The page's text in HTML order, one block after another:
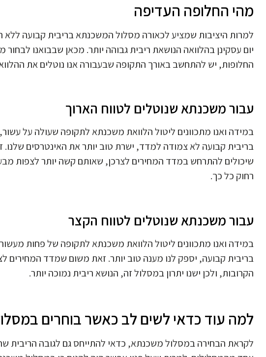
מהי החלופה העדיפה
למרות היציבות שמציע לכאורה מסלול המשכנתא בריבית קבועה
יום עסקינן בהלוואה הנושאת ריבית גבוהה יותר. מכאן שבבואנו
החלופות, יש להתחשב באורך התקופה שבעבורה אנו נוטלים את
עבור משכנתא שנוטלים לטווח הארוך
במידה ואנו מתכוונים ליטול הלוואת משכנתא לתקופה שעולה על
בריבית קבועה לא צמודה למדד, ישרת טוב יותר את האינטרסים שלנו.
שיכולים להתרחש במדד המחירים לצרכן, שאותם קשה יותר לצפות
רחוק כל כך.
עבור משכנתא שנוטלים לטווח הקצר
במידה ואנו מתכוונים ליטול הלוואת משכנתא לתקופה של פחות
בריבית קבועה, יספק לנו מענה טוב יותר. זאת משום שמדד המחירים
הקרובות, ולכן ישנו יתרון במסלול זה, הנושא ריבית נמוכה יותר.
למה עוד כדאי לשים לב כאשר בוחרים
לקראת הבחירה במסלול משכנתא, כדאי להתייחס גם לגובה הריבית